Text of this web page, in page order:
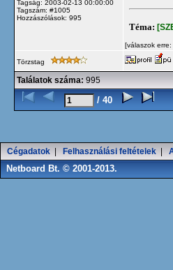
Tagság: 2003-02-13 00:00:00
Tagszám: #1005
Hozzászólások: 995
Téma:
[válaszok erre:
Törzstag
Találatok száma: 995
/ 40
Cégadatok Felhasználási feltételek
Netboard Bt. © 2001-2013.